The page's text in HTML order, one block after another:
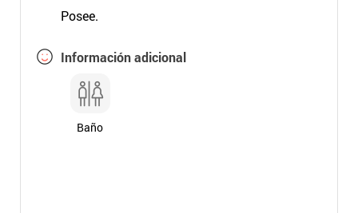
Posee.
Información adicional
Baño